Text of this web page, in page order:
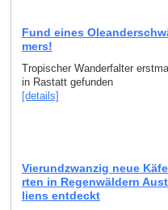
Fund eines
mers!
Tropischer Wanderfalter
in Rastatt gefunden
[details]
Vierundzwanzig neue
rten in Regenwäldern
liens entdeckt